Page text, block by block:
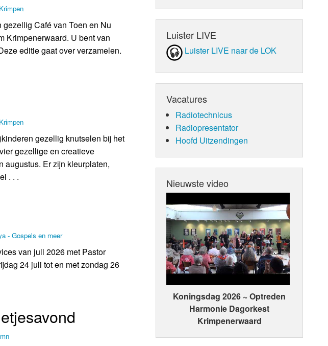
Café van Toen en Nu
Krimpenerwaard. U bent van
editie gaat over verzamelen.
gezellig knutselen bij het
gezellige en creatieve
augustus. Er zijn kleurplaten,
. . .
- Gospels en meer
van juli 2026 met Pastor
24 juli tot en met zondag 26
Luister LIVE
Luister LIVE naar de LOK
Vacatures
Radiotechnicus
Radiopresentator
Hoofd Uitzendingen
Nieuwste video
Koningsdag 2026 ~ Optreden
Harmonie Dagorkest
Krimpenerwaard